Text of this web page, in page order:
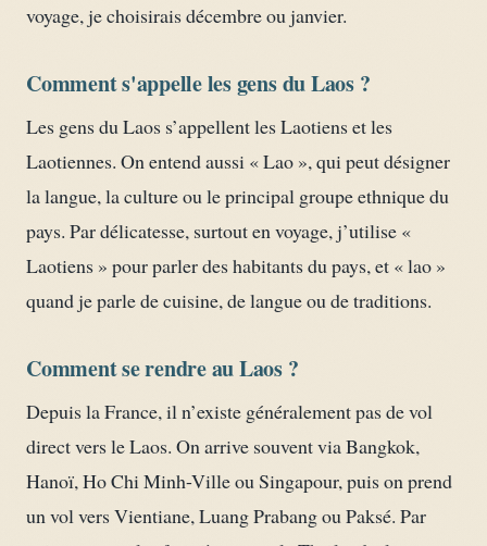
voyage, je choisirais décembre ou janvier.
Comment s'appelle les gens du Laos ?
Les gens du Laos s’appellent les Laotiens et les
Laotiennes. On entend aussi « Lao », qui peut désigner
la langue, la culture ou le principal groupe ethnique du
pays. Par délicatesse, surtout en voyage, j’utilise «
Laotiens » pour parler des habitants du pays, et « lao »
quand je parle de cuisine, de langue ou de traditions.
Comment se rendre au Laos ?
Depuis la France, il n’existe généralement pas de vol
direct vers le Laos. On arrive souvent via Bangkok,
Hanoï, Ho Chi Minh-Ville ou Singapour, puis on prend
un vol vers Vientiane, Luang Prabang ou Paksé. Par